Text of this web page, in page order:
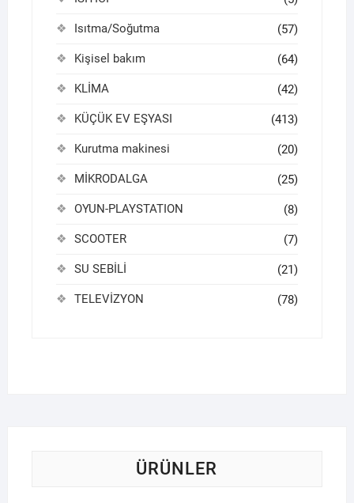
Isıtma/Soğutma (57)
Kişisel bakım (64)
KLİMA (42)
KÜÇÜK EV EŞYASI (413)
Kurutma makinesi (20)
MİKRODALGA (25)
OYUN-PLAYSTATION (8)
SCOOTER (7)
SU SEBİLİ (21)
TELEVİZYON (78)
ÜRÜNLER